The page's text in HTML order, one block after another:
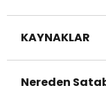
KAYNAKLAR
Nereden